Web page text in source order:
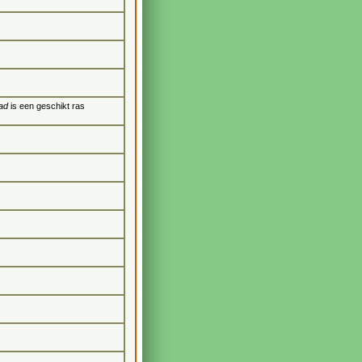
is een geschikt ras